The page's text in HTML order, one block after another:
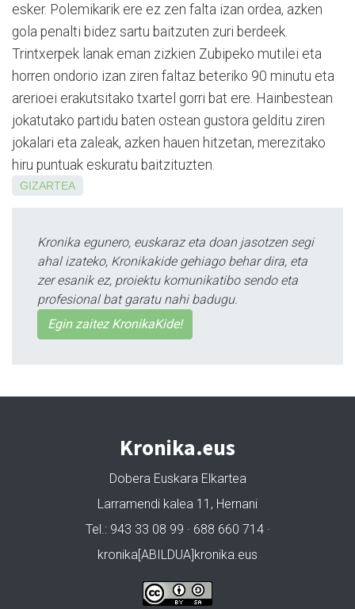
esker. Polemikarik ere ez zen falta izan ordea, azken
gola penalti bidez sartu baitzuten zuri berdeek.
Trintxerpek lanak eman zizkien Zubipeko mutilei eta
horren ondorio izan ziren faltaz beteriko 90 minutu eta
arerioei erakutsitako txartel gorri bat ere. Hainbestean
jokatutako partidu baten ostean gustora gelditu ziren
jokalari eta zaleak, azken hauen hitzetan, merezitako
hiru puntuak eskuratu baitzituzten.
GIZARTEA
Kronika egunero, euskaraz eta doan jasotzen segi
ahal izateko, Kronikakide gehiago behar dira, eta
zer esanik ez, proiektu komunikatibo sendo eta
profesional bat garatu nahi badugu.
Egin zaitez KronikaKide!
Kronika.eus
Dobera Euskara Elkartea
Larramendi kalea 11, Hernani
Tel.: 943 33 08 99 · 688 660 714 ·
kronika[ABILDUA]kronika.eus